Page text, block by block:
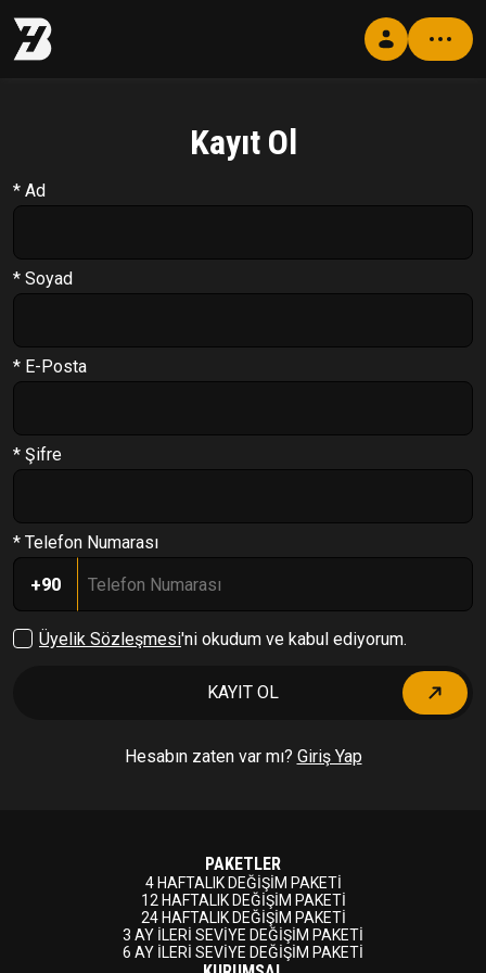
Supplement Programı
Soru Cevap
Paketler
Kayıt Ol
* Ad
* Soyad
* E-Posta
* Şifre
* Telefon Numarası
+90
Üyelik Sözleşmesi'ni okudum ve kabul ediyorum.
KAYIT OL
Hesabın zaten var mı? Giriş Yap
PAKETLER
4 HAFTALIK DEĞİŞİM PAKETİ
12 HAFTALIK DEĞİŞİM PAKETİ
24 HAFTALIK DEĞİŞİM PAKETİ
3 AY İLERİ SEVİYE DEĞİŞİM PAKETİ
6 AY İLERİ SEVİYE DEĞİŞİM PAKETİ